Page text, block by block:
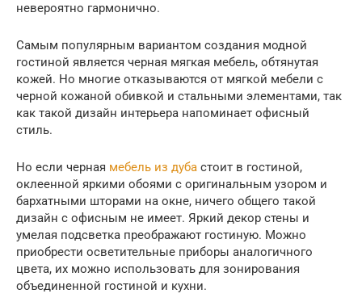
невероятно гармонично.
Самым популярным вариантом создания модной
гостиной является черная мягкая мебель, обтянутая
кожей. Но многие отказываются от мягкой мебели с
черной кожаной обивкой и стальными элементами, так
как такой дизайн интерьера напоминает офисный
стиль.
Но если черная мебель из дуба стоит в гостиной,
оклеенной яркими обоями с оригинальным узором и
бархатными шторами на окне, ничего общего такой
дизайн с офисным не имеет. Яркий декор стены и
умелая подсветка преображают гостиную. Можно
приобрести осветительные приборы аналогичного
цвета, их можно использовать для зонирования
объединенной гостиной и кухни.